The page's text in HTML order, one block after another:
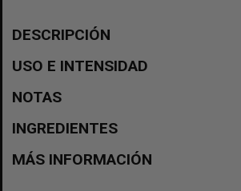
DESCRIPCIÓN
USO E INTENSIDAD
NOTAS
INGREDIENTES
MÁS INFORMACIÓN